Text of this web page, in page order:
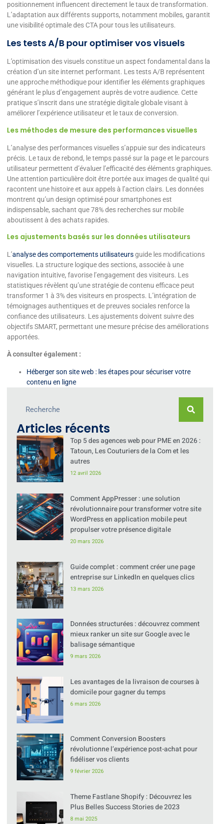
positionnement influencent directement le taux de transformation.
L’adaptation aux différents supports, notamment mobiles, garantit
une visibilité optimale des CTA pour tous les utilisateurs.
Les tests A/B pour optimiser vos visuels
L’optimisation des visuels constitue un aspect fondamental dans la
création d’un site internet performant. Les tests A/B représentent
une approche méthodique pour identifier les éléments graphiques
générant le plus d’engagement auprès de votre audience. Cette
pratique s’inscrit dans une stratégie digitale globale visant à
améliorer l’expérience utilisateur et le taux de conversion.
Les méthodes de mesure des performances visuelles
L’analyse des performances visuelles s’appuie sur des indicateurs
précis. Le taux de rebond, le temps passé sur la page et le parcours
utilisateur permettent d’évaluer l’efficacité des éléments graphiques.
Une attention particulière doit être portée aux images de qualité qui
racontent une histoire et aux appels à l’action clairs. Les données
montrent qu’un design optimisé pour smartphones est
indispensable, sachant que 78% des recherches sur mobile
aboutissent à des achats rapides.
Les ajustements basés sur les données utilisateurs
L’analyse des comportements utilisateursguide les modifications
visuelles. La structure logique des sections, associée à une
navigation intuitive, favorise l’engagement des visiteurs. Les
statistiques révèlent qu’une stratégie de contenu efficace peut
transformer 1 à 3% des visiteurs en prospects. L’intégration de
témoignages authentiques et de preuves sociales renforce la
confiance des utilisateurs. Les ajustements doivent suivre des
objectifs SMART, permettant une mesure précise des améliorations
apportées.
À consulter également :
Héberger son site web : les étapes pour sécuriser votre
contenu en ligne
Articles récents
Top 5 des agences web pour PME en 2026 :
Tatoun, Les Couturiers de la Com et les
autres
12 avril 2026
Comment AppPresser : une solution
révolutionnaire pour transformer votre site
WordPress en application mobile peut
propulser votre présence digitale
20 mars 2026
Guide complet : comment créer une page
entreprise sur LinkedIn en quelques clics
13 mars 2026
Données structurées : découvrez comment
mieux ranker un site sur Google avec le
balisage sémantique
9 mars 2026
Les avantages de la livraison de courses à
domicile pour gagner du temps
6 mars 2026
Comment Conversion Boosters
révolutionne l’expérience post-achat pour
fidéliser vos clients
9 février 2026
Theme Fastlane Shopify : Découvrez les
Plus Belles Success Stories de 2023
8 mai 2025